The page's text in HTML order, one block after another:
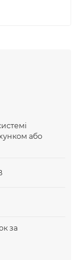
або
за